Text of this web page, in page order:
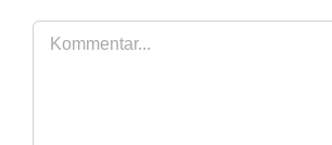
Kommentar